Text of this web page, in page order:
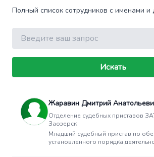
Полный список сотрудников с именами и
Поиск
Искать
Жаравин Дмитрий
Отделение судебных приставов
Заозерск
Младший судебный пристав по
установленного порядка